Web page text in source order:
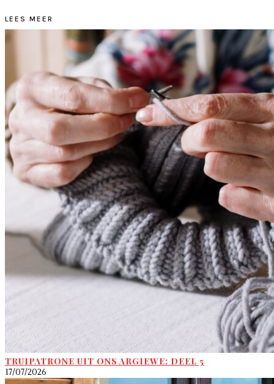
LEES MEER
TRUIPATRONE UIT ONS ARGIEWE: DEEL 5
17/07/2026